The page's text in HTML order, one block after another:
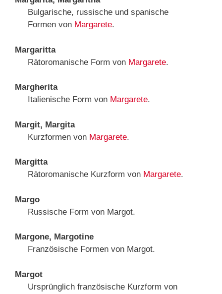
Bulgarische, russische und spanische
Formen von Margarete.
Margaritta
Rätoromanische Form von Margarete.
Margherita
Italienische Form von Margarete.
Margit, Margita
Kurzformen von Margarete.
Margitta
Rätoromanische Kurzform von Margarete.
Margo
Russische Form von Margot.
Margone, Margotine
Französische Formen von Margot.
Margot
Ursprünglich französische Kurzform von